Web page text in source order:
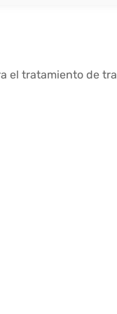
tratamiento de